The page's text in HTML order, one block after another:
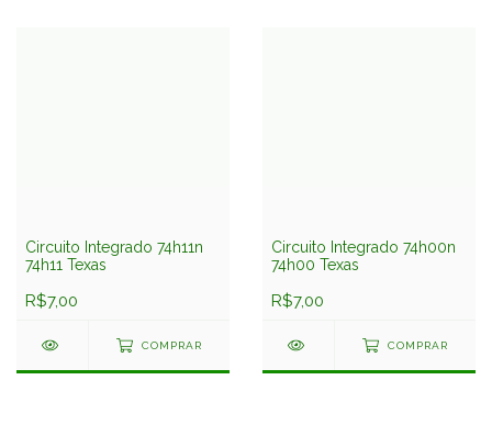
Circuito Integrado 74h11n
74h11 Texas
R$7,00
COMPRAR
Circuito Integrado 74h00n
74h00 Texas
R$7,00
COMPRAR